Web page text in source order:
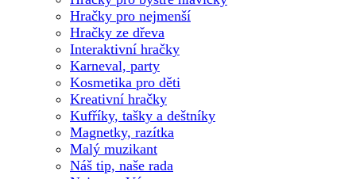
Hračky pro nejmenší
Hračky ze dřeva
Interaktivní hračky
Karneval, party
Kosmetika pro děti
Kreativní hračky
Kufříky, tašky a deštníky
Magnetky, razítka
Malý muzikant
Náš tip, naše rada